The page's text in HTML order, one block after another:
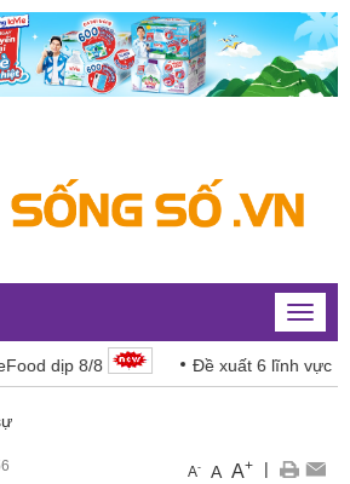
Toggle
dịp 8/8 Đề xuất 6 lĩnh vực năng
A- A A+ |